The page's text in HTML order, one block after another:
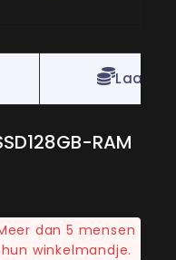
RAM
zijn verkocht18 uur
dan 5 mensen
winkelmandje.